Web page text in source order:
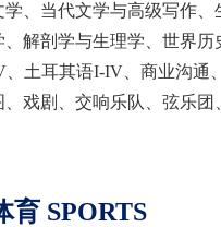
学、当代文学与高级写作
、解剖学与生理学、世界
、土耳其语I-IV、商业沟通
、戏剧、交响乐队、弦乐团
育 SPORTS